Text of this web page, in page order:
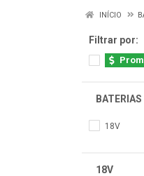
INÍCIO
Filtrar por:
18V
18V